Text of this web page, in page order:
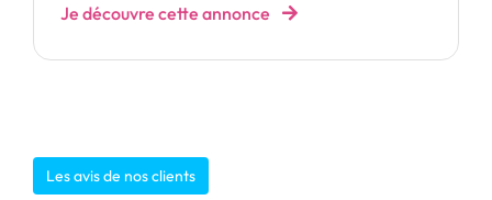
Je découvre cette annonce
Les avis de nos clients